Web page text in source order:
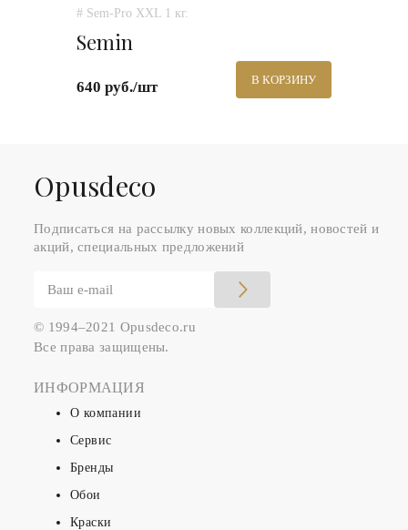
# Sem-Pro XXL 1 кг.
Semin
640 руб./шт В КОРЗИНУ
Оpusdeco
Подписаться на рассылку новых коллекций, новостей и
акций, специальных предложений
© 1994–2021 Opusdeco.ru
Все права защищены.
ИНФОРМАЦИЯ
О компании
Сервис
Бренды
Обои
Краски